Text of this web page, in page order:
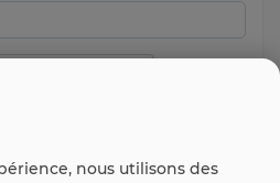
nous utilisons des